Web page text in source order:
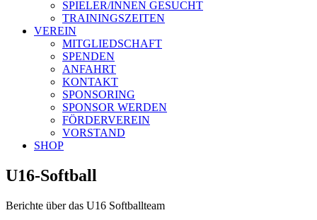
SPIELER/INNEN GESUCHT
TRAININGSZEITEN
VEREIN
MITGLIEDSCHAFT
SPENDEN
ANFAHRT
KONTAKT
SPONSORING
SPONSOR WERDEN
FÖRDERVEREIN
VORSTAND
SHOP
U16-Softball
Berichte über das U16 Softballteam